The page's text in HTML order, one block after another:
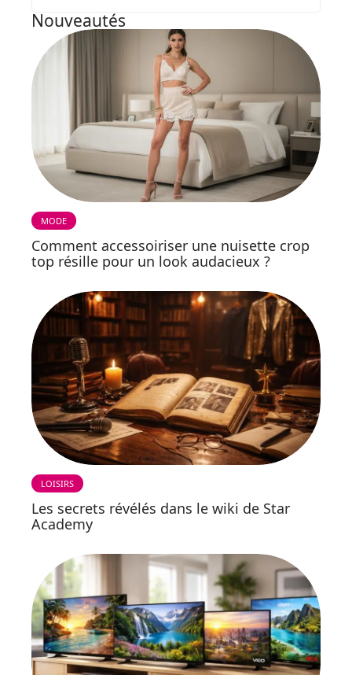
Nouveautés
MODE
Comment accessoiriser une nuisette crop
top résille pour un look audacieux ?
LOISIRS
Les secrets révélés dans le wiki de Star
Academy